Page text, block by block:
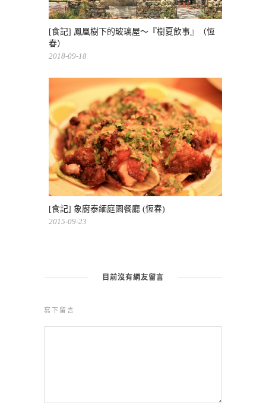
[食記] 鳳凰樹下的玻璃屋～『樹夏飲事』（恆
春）
2018-09-18
[食記] 象廚泰緬庭園餐廳 (恆春)
2015-09-23
目前沒有網友留言
寫下留言